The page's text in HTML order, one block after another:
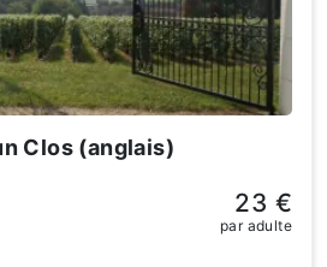
Clos (anglais)
23 €
par adulte